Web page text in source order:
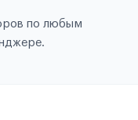
по любым